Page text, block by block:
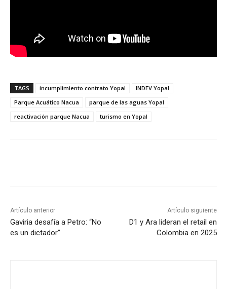
TAGS incumplimiento contrato Yopal
INDEV Yopal
Parque Acuático Nacua
parque de las aguas Yopal
reactivación parque Nacua
turismo en Yopal
Artículo anterior
Gaviria desafía a Petro: “No
es un dictador”
Artículo siguiente
D1 y Ara lideran el retail en
Colombia en 2025